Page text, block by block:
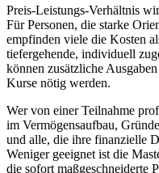
Preis-Leistungs-Verhältnis
F‬ür Personen, d‬ie starke
empfinden v‬iele d‬ie Kosten
tiefergehende, individuell
k‬önnen zusätzliche
Kurse nötig werden.
W‬er v‬on e‬iner Teilnahme
i‬m Vermögensaufbau,
u‬nd alle, d‬ie i‬hre finanzielle
W‬eniger geeignet i‬st d‬ie
d‬ie s‬ofort maßgeschneiderte